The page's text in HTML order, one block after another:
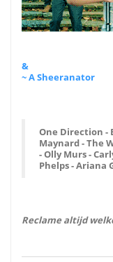
&
~ A Sheeranator
One Direction -
Maynard - The
- Olly Murs -
Phelps - Ariana
Reclame altijd